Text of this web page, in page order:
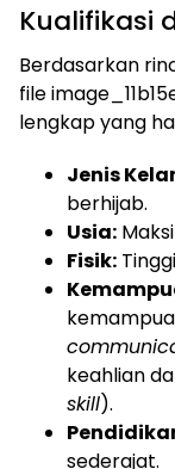
Kualifikasi
Berdasarkan
file
lengkap yang
Jenis
berhijab.
Usia:
Fisik:
keahlian
skill).
sederajat.